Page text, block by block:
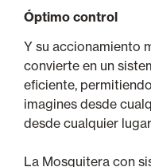
Óptimo control
Y su accionamiento
convierte en un
eficiente,
imagines desde
desde cualquier
La Mosquitera con